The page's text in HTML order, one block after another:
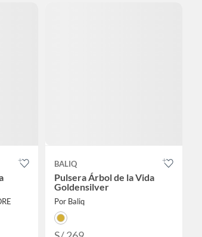
BALIQ
Pulsera Árbol de la Vida
Goldensilver
Por Baliq